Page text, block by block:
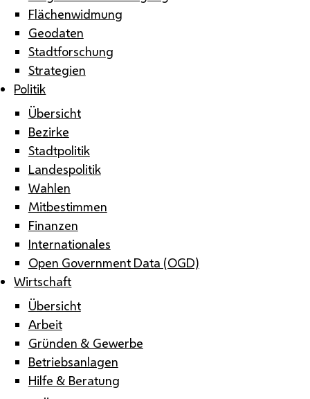
Flächenwidmung
Geodaten
Stadtforschung
Strategien
Politik
Übersicht
Bezirke
Stadtpolitik
Landespolitik
Wahlen
Mitbestimmen
Finanzen
Internationales
Open Government Data (OGD)
Wirtschaft
Übersicht
Arbeit
Gründen & Gewerbe
Betriebsanlagen
Hilfe & Beratung